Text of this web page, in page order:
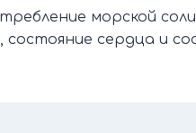
морской
сердца и